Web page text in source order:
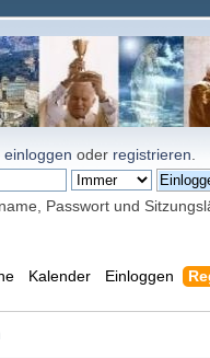
einloggen oder registrieren
Passwort und
Kalender Einloggen